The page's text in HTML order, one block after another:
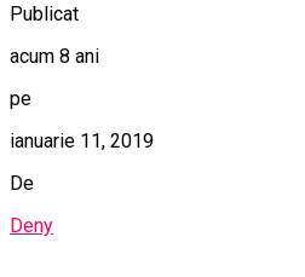
Publicat
acum 8 ani
pe
ianuarie 11, 2019
De
Deny